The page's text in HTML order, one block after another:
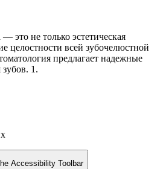
это не только эстетическая
целостности всей зубочелюстной
предлагает надежные
1.
Accessibility Toolbar